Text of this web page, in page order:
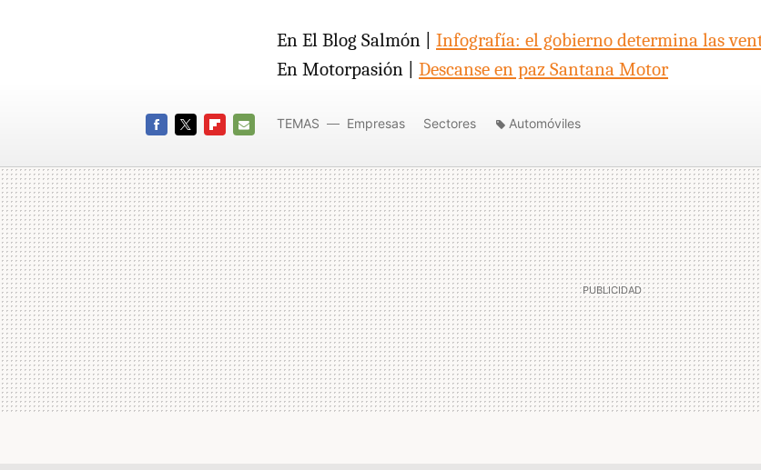
En El Blog Salmón | Infografía: el gobierno determina las
En Motorpasión | Descanse en paz Santana Motor
MAIL
TEMAS Empresas Sectores Automóviles